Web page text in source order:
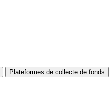
Plateformes de collecte de fonds